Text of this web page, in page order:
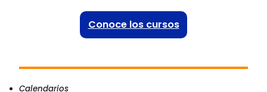
Conoce los cursos
Calendarios